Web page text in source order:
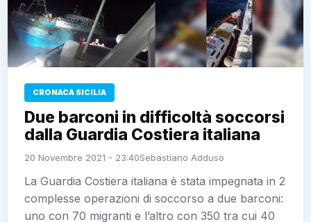
CRONACA SICILIA
Due barconi in difficoltà soccorsi
dalla Guardia Costiera italiana
20 Novembre 2021 - 23:40Sebastiano Adduso
La Guardia Costiera italiana è stata impegnata in 2
complesse operazioni di soccorso a due barconi:
uno con 70 migranti e l’altro con 350 tra cui 40